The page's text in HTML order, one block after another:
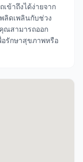
ข้าถึงได้ง่ายจาก
ลิดเพลินกับช่วง
ณสามารถออก
อรักษาสุขภาพหรือ